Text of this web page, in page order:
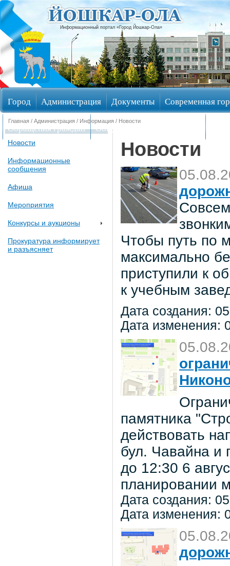
Информационный портал «Город Йошкар-Ола»
Город Администрация Документы Современная
Обращения граждан Общественные обсуждения
Главная / Администрация / Информация / Новости
Новости
Информационные
сообщения
Афиша
Мероприятия
Конкурсы и аукционы
Прокуратура информирует
и разъясняет
Новости
Чтобы путь по
максимально
приступили к
к учебным
Дата создания:
Дата изменения:
памятника
действовать
бул. Чавайна и
до 12:30 6
планировании
Дата создания:
Дата изменения: